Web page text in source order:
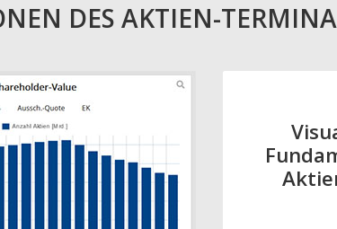
DES AKTIEN-